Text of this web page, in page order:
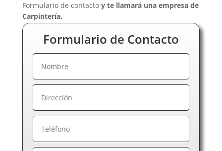
Formulario de contacto y te llamará una empresa de
Carpintería.
Formulario de Contacto